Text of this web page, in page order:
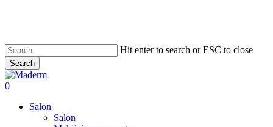
content
Hit enter to search or ESC to close
Search
Close
Search
search
0
Salon
Salon